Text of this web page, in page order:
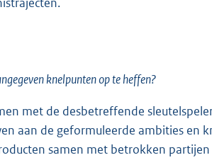
knelpunten op te heffen?
met de desbetreffende
aan de geformuleerde ambities en
samen met betrokken